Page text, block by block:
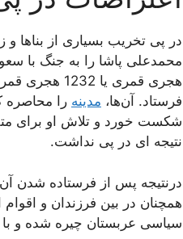
در پی تخریب بسیاری از بناها و
هجری قمری
فرستاد. آن‌ها، مدینه را محاصره
شکست خورد و تلاش او برای
نتیجه ای در پی نداشت.
درنتیجه پس از فرستاده شدن
سیاسی عربستان چیره شده و با